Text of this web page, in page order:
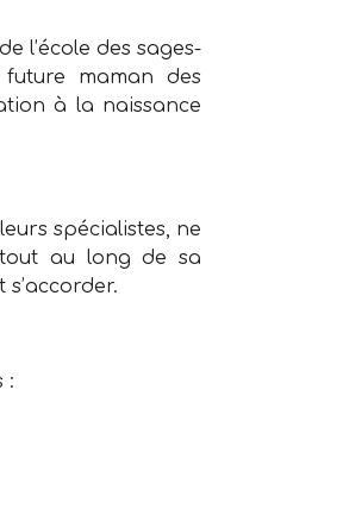
l’école des sages-
maman des
à la naissance
spécialistes, ne
au long de sa
: